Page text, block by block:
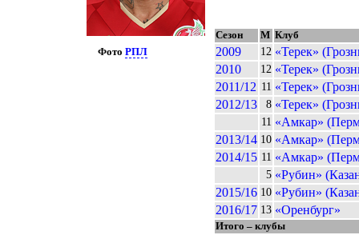
ФотоРПЛ
Сезон М Клуб
2009 12 «Терек»
2010
12 «Терек»
2011/12 11 «Терек»
2012/13
8 «Терек»
11 «Амкар»
2013/14 10 «Амкар»
2014/15 11 «Амкар»
5 «Рубин»
2015/16 10 «Рубин»
2016/17 13 «Оренбург»
Итого – клубы